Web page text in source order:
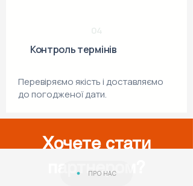
Контроль термінів
Перевіряємо якість і доставляємо
до погодженої дати.
Хочете стати
партнером?
ПРО НАС